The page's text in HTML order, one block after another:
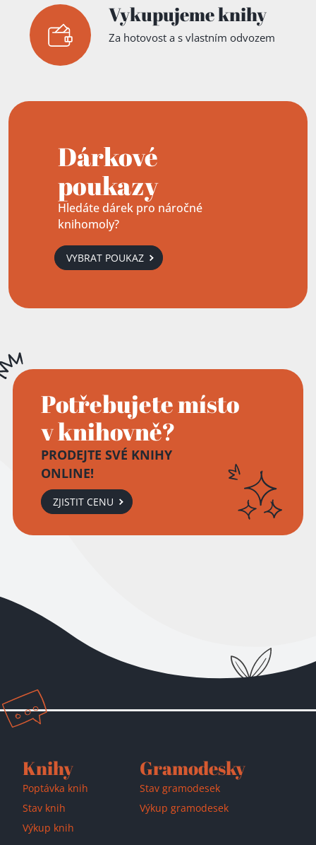
Vykupujeme knihy
Za hotovost a s vlastním odvozem
Dárkové
poukazy
Hledáte dárek pro náročné
knihomoly?
VYBRAT POUKAZ
Potřebujete místo
v knihovně?
PRODEJTE SVÉ KNIHY
ONLINE!
ZJISTIT CENU
Knihy
Poptávka knih
Stav knih
Výkup knih
Gramodesky
Stav gramodesek
Výkup gramodesek